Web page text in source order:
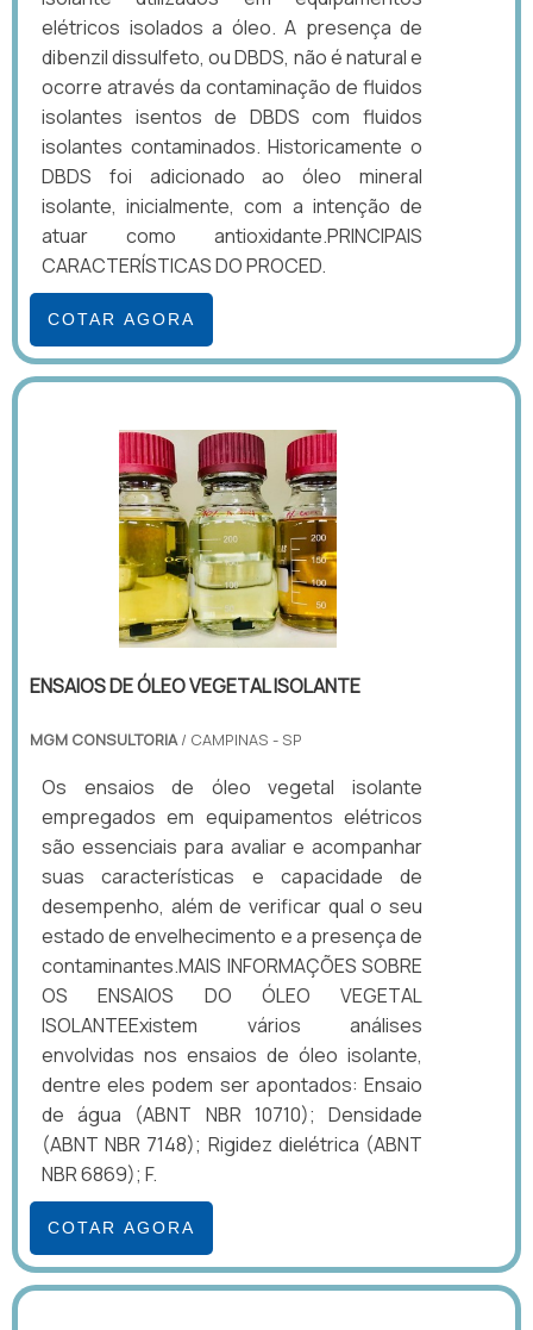
elétricos isolados a óleo. A presença de
dibenzil dissulfeto, ou DBDS, não é natural e
ocorre através da contaminação de fluidos
isolantes isentos de DBDS com fluidos
isolantes contaminados. Historicamente o
DBDS foi adicionado ao óleo mineral
isolante, inicialmente, com a intenção de
atuar como antioxidante.PRINCIPAIS
CARACTERÍSTICAS DO PROCED.
COTAR AGORA
ENSAIOS DE ÓLEO VEGETAL ISOLANTE
MGM CONSULTORIA/ CAMPINAS - SP
Os ensaios de óleo vegetal isolante
empregados em equipamentos elétricos
são essenciais para avaliar e acompanhar
suas características e capacidade de
desempenho, além de verificar qual o seu
estado de envelhecimento e a presença de
contaminantes.MAIS INFORMAÇÕES SOBRE
OS ENSAIOS DO ÓLEO VEGETAL
ISOLANTEExistem vários análises
envolvidas nos ensaios de óleo isolante,
dentre eles podem ser apontados: Ensaio
de água (ABNT NBR 10710); Densidade
(ABNT NBR 7148); Rigidez dielétrica (ABNT
NBR 6869); F.
COTAR AGORA